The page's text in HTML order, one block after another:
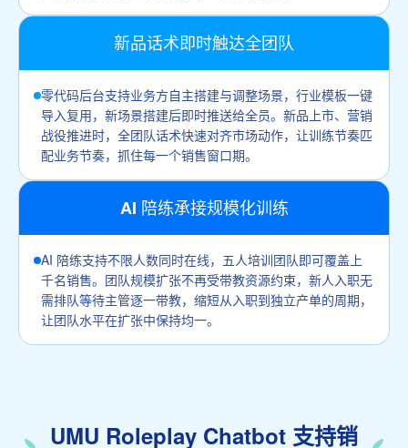
新品话术即时触达全团队
零代码后台支持业务方自主搭建与调整场景，行业模板一键
导入复用，新场景搭建后即时推送给全员。新品上市、营销
战役推进时，全团队话术快速对齐市场动作，让训练节奏匹
配业务节奏，抓住每一个销售窗口期。
AI 陪练承接规模化训练
AI 陪练支持不限人数同时在线，五人培训团队即可覆盖上
千名销售。团队规模扩张不再受带教资源约束，新人入职无
需排队等待主管逐一带教，缩短从入职到独立产单的周期，
让团队水平在扩张中保持均一。
UMU Roleplay Chatbot 支持销